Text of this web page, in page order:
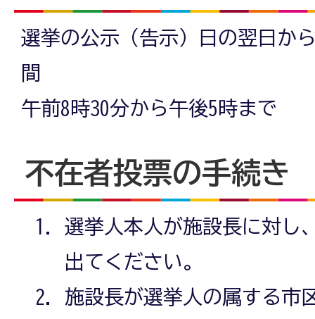
選挙の公示（告示）日の翌日か
間
午前8時30分から午後5時まで
不在者投票の手続き
選挙人本人が施設長に対し
出てください。
施設長が選挙人の属する市